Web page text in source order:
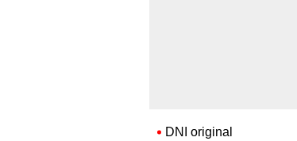
DNI original